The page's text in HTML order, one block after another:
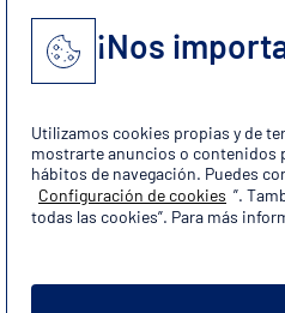
laboral
turnos
interna
vacaciones y asuntos propios
¡Nos
Utilizamos cookies propias y de
mostrarte anuncios o contenidos
hábitos de navegación. Puedes
Configuración de cookies ”.
todas las cookies”. Para más